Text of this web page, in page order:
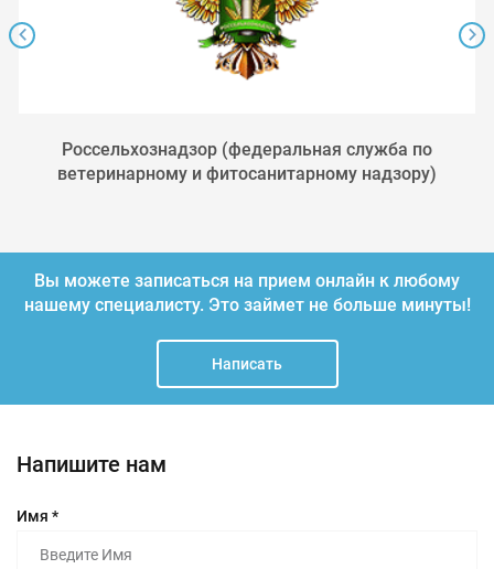
Россельхознадзор (федеральная служба по
ветеринарному и фитосанитарному надзору)
Вы можете записаться на прием онлайн к любому
нашему специалисту. Это займет не больше минуты!
Написать
Напишите нам
Имя *